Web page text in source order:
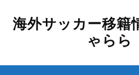
海外サッカー移籍
ゃらら